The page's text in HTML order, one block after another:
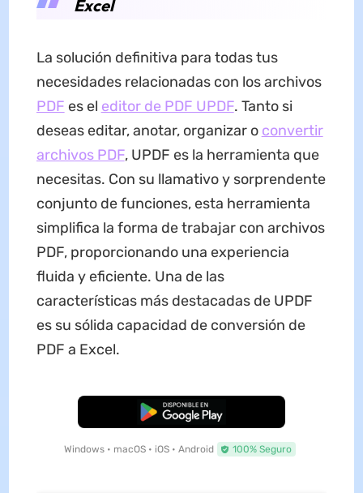
Excel
La solución definitiva para todas tus
necesidades relacionadas con los archivos
PDF es el editor de PDF UPDF. Tanto si
deseas editar, anotar, organizar o convertir
archivos PDF, UPDF es la herramienta que
necesitas. Con su llamativo y sorprendente
conjunto de funciones, esta herramienta
simplifica la forma de trabajar con archivos
PDF, proporcionando una experiencia
fluida y eficiente. Una de las
características más destacadas de UPDF
es su sólida capacidad de conversión de
PDF a Excel.
Descarga Gratuita
Windows • macOS • iOS • Android 100% Seguro